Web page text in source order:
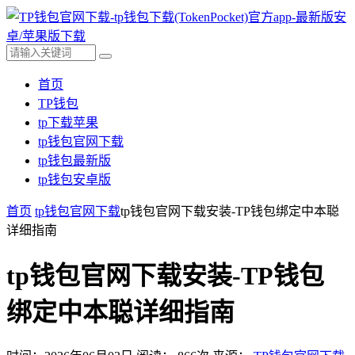
首页
TP钱包
tp下载苹果
tp钱包官网下载
tp钱包最新版
tp钱包安卓版
首页 tp钱包官网下载tp钱包官网下载安装-TP钱包绑定中本聪
详细指南
tp钱包官网下载安装-TP钱包
绑定中本聪详细指南